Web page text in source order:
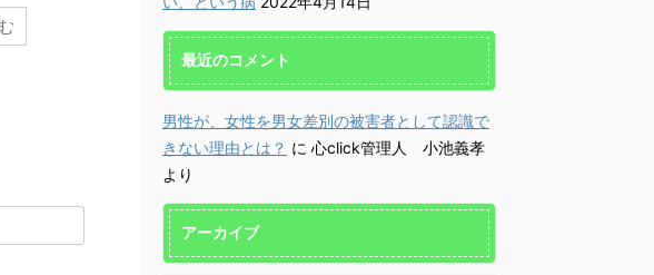
伝えしま
なエネ
とは、物
頃で目立っている「感謝を否定
する」意見について、その根本
的な誤りを指摘します。 確
かに、感謝は強要されるもので
はありません。しかし感謝の拒
絶は、人間社会の本質への否定
になるのです。 「優しさ・親
切 ←→ 感謝」というノーコ
ストな交換 社会の本質は、キ
レイ事ではなく助け合い 人
間はなぜ、社会を形成するので
しょうか？ 答えは簡単で、助
け合うためです。 これはキ
詳しく読む
人、小池義孝です。 過去記
事を更新しても、「新着記事」
にはなりませんので、こうして
報 『頑張るよりも、楽しむ方
が優秀に。潜在能力は、楽しん
の危機に瀕した際の火事場の馬
鹿力でさえも、楽しい！ が採
用されています。 →
詳しく読む
最近のコメント
男性が、女性を男女差別の被害者として認識で
きない理由とは？ に 心click管理人 小池義孝
より
アーカイブ